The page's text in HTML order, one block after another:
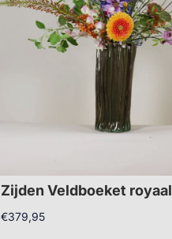
Zijden Veldboeket royaal
€379,95